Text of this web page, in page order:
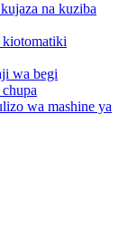
na kuziba
wa begi
wa mashine ya